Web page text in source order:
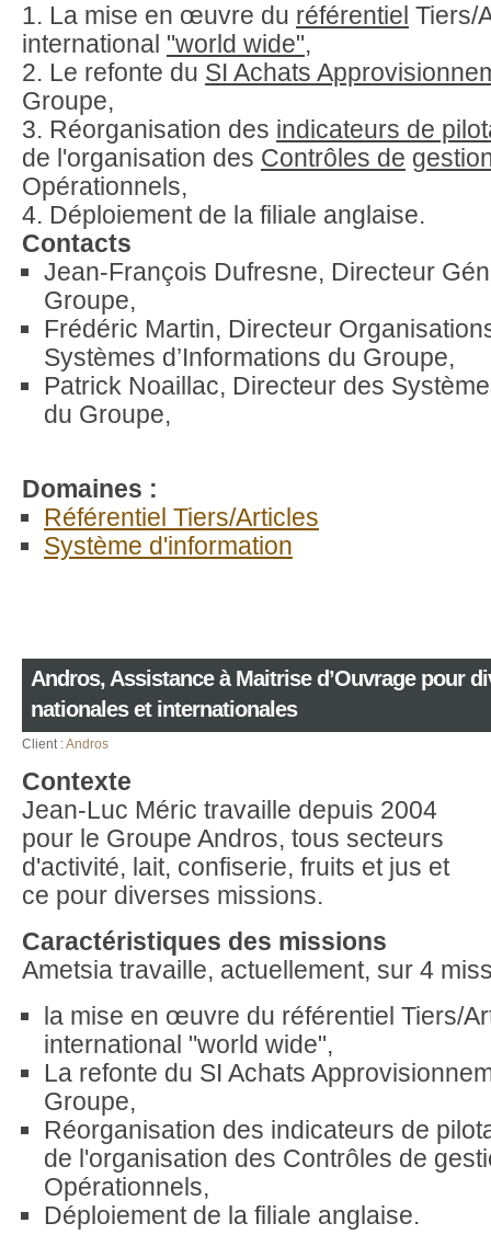
1. La mise en œuvre du référentiel Tiers/
international "world wide",
2. Le refonte du SI Achats
Groupe,
3. Réorganisation des indicateurs de
de l'organisation des Contrôles de
Opérationnels,
4. Déploiement de la filiale anglaise.
Contacts
Jean-François Dufresne, Directeur
Groupe,
Frédéric Martin, Directeur
Systèmes d’Informations du Groupe,
Patrick Noaillac, Directeur des
du Groupe,
Domaines :
Référentiel Tiers/Articles
Système d'information
Andros, Assistance à Maitrise d’Ouvrage pour
nationales et internationales
Client :Andros
Contexte
Jean-Luc Méric travaille depuis 2004
pour le Groupe Andros, tous secteurs
d'activité, lait, confiserie, fruits et jus et
ce pour diverses missions.
Caractéristiques des missions
Ametsia travaille, actuellement, sur 4
la mise en œuvre du référentiel Tiers/
international "world wide",
La refonte du SI Achats
Groupe,
Réorganisation des indicateurs de
de l'organisation des Contrôles de
Opérationnels,
Déploiement de la filiale anglaise.